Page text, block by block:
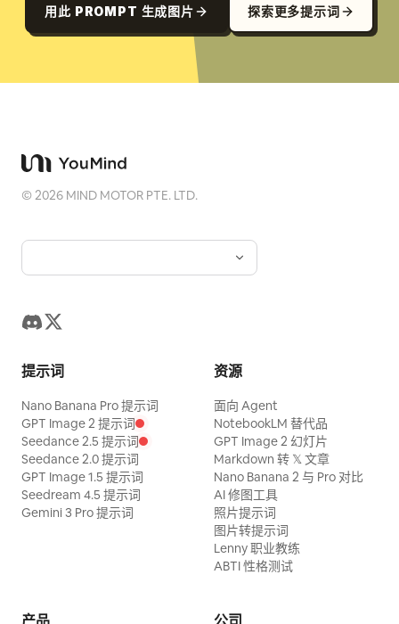
用此 PROMPT 生成图片 探索更多提示词
©2026 MIND MOTOR PTE. LTD.
提示词
Nano Banana Pro 提示词
GPT Image 2 提示词
Seedance 2.5 提示词
Seedance 2.0 提示词
GPT Image 1.5 提示词
Seedream 4.5 提示词
Gemini 3 Pro 提示词
资源
面向 Agent
NotebookLM 替代品
GPT Image 2 幻灯片
Markdown 转 𝕏 文章
Nano Banana 2 与 Pro 对比
AI 修图工具
照片提示词
图片转提示词
Lenny 职业教练
ABTI 性格测试